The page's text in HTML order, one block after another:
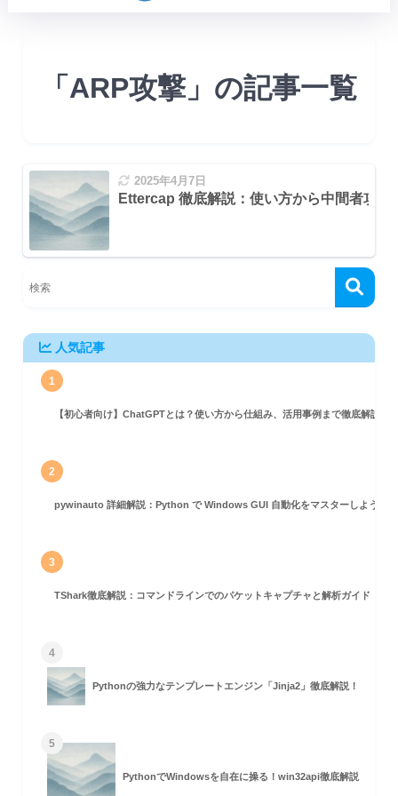
ースGUI)
「ARP攻撃」の記事一覧
2025年4月7日
Ettercap 徹底解説：使い方から中間者攻撃
人気記事
1
【初心者向け】ChatGPTとは？使い方から仕組み、活用事例まで徹底解説
2
pywinauto 詳細解説：Python で Windows GUI 自動化をマスターしよう！
3
TShark徹底解説：コマンドラインでのパケットキャプチャと解析ガイド
4
Pythonの強力なテンプレートエンジン「Jinja2」徹底解説！
5
PythonでWindowsを自在に操る！win32api徹底解説